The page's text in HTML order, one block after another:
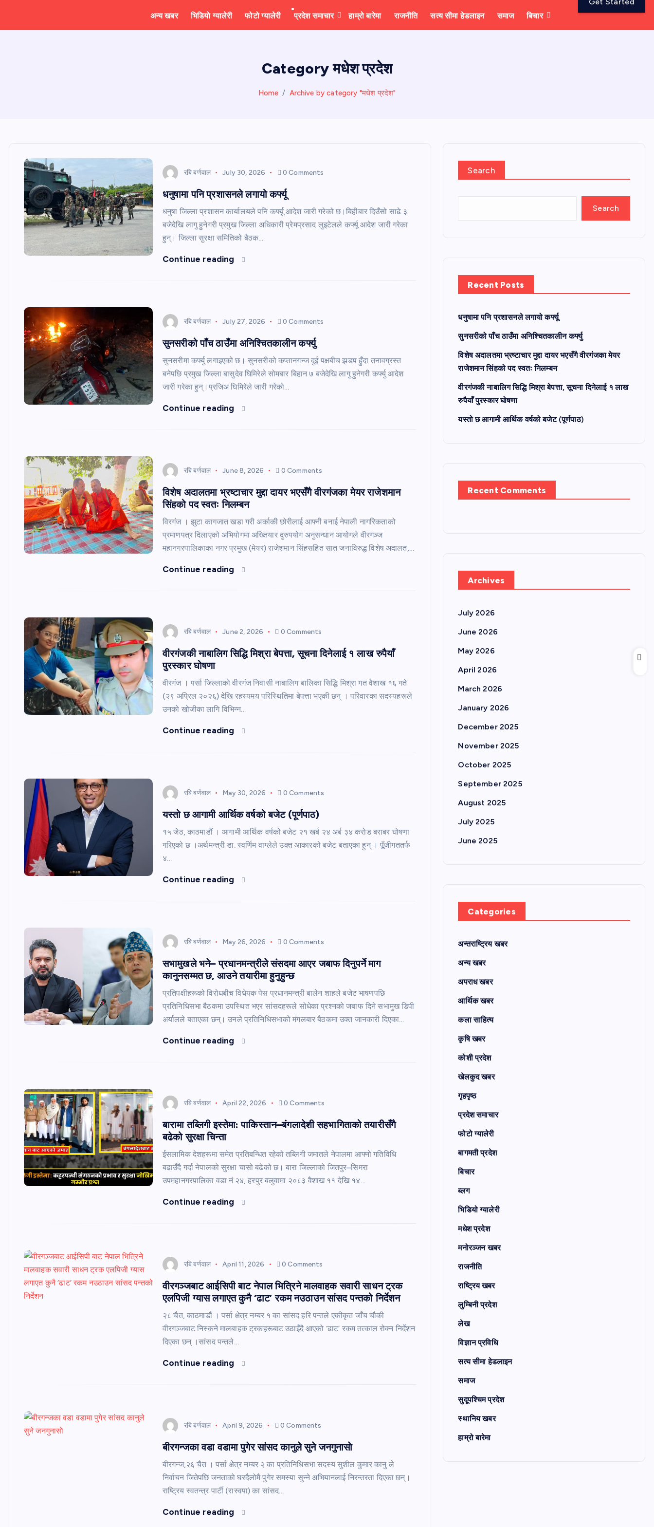
अन्य खबर भिडियो ग्यालेरी फोटो ग्यालेरी प्रदेश समाचार हाम्रो बारेमा राजनीति सत्य सीमा हेडलाइन समाज बिचार
Category मधेश प्रदेश
Home Archive by category "मधेश प्रदेश"
रबि बर्णवाल July 30, 2026 0 Comments
धनुषामा पनि प्रशासनले लगायो कर्फ्यू
धनुषा जिल्ला प्रशासन कार्यालयले पनि कर्फ्यू आदेश जारी गरेको छ।बिहीबार दिउँसो साढे ३
बजेदेखि लागु हुनेगरी प्रमुख जिल्ला अधिकारी प्रेमप्रसाद लुइटेलले कर्फ्यू आदेश जारी गरेका
हुन्। जिल्ला सुरक्षा समितिको बैठक…
Continue reading
रबि बर्णवाल July 27, 2026 0 Comments
सुनसरीको पाँच ठाउँमा अनिश्चितकालीन कर्फ्यु
सुनसरीमा कर्फ्यु लगाइएको छ। सुनसरीको कप्तानगन्ज दुई पक्षबीच झडप हुँदा तनावग्रस्त
बनेपछि प्रमुख जिल्ला बासुदेव घिमिरेले सोमबार बिहान ७ बजेदेखि लागु हुनेगरी कर्फ्यु आदेश
जारी गरेका हुन्।प्रजिअ घिमिरेले जारी गरेको…
Continue reading
रबि बर्णवाल June 8, 2026 0 Comments
विशेष अदालतमा भ्रष्टाचार मुद्दा दायर भएसँगै वीरगंजका मेयर राजेशमान
सिंहको पद स्वतः निलम्बन
विरगंज । झुटा कागजात खडा गरी अर्काकी छोरीलाई आफ्नी बनाई नेपाली नागरिकताको
प्रमाणपत्र दिलाएको अभियोगमा अख्तियार दुरुपयोग अनुसन्धान आयोगले वीरगञ्ज
महानगरपालिकाका नगर प्रमुख (मेयर) राजेशमान सिंहसहित सात जनाविरुद्ध विशेष अदालत,…
Continue reading
रबि बर्णवाल June 2, 2026 0 Comments
वीरगंजकी नाबालिग सिद्धि मिश्रा बेपत्ता, सूचना दिनेलाई १ लाख रुपैयाँ
पुरस्कार घोषणा
वीरगंज । पर्सा जिल्लाको वीरगंज निवासी नाबालिग बालिका सिद्धि मिश्रा गत वैशाख १६ गते
(२९ अप्रिल २०२६) देखि रहस्यमय परिस्थितिमा बेपत्ता भएकी छन् । परिवारका सदस्यहरूले
उनको खोजीका लागि विभिन्न…
Continue reading
रबि बर्णवाल May 30, 2026 0 Comments
यस्तो छ आगामी आर्थिक वर्षको बजेट (पूर्णपाठ)
१५ जेठ, काठमाडौं । आगामी आर्थिक वर्षको बजेट २१ खर्ब २४ अर्ब ३४ करोड बराबर घोषणा
गरिएको छ ।अर्थमन्त्री डा. स्वर्णिम वाग्लेले उक्त आकारको बजेट बताएका हुन् । पूँजीगततर्फ
४…
Continue reading
रबि बर्णवाल May 26, 2026 0 Comments
सभामुखले भने– प्रधानमन्त्रीले संसदमा आएर जबाफ दिनुपर्ने माग
कानुनसम्मत छ, आउने तयारीमा हुनुहुन्छ
प्रतिपक्षीहरूको विरोधबीच विधेयक पेस प्रधानमन्त्री बालेन शाहले बजेट भाषणपछि
प्रतिनिधिसभा बैठकमा उपस्थित भएर सांसदहरूले सोधेका प्रश्नको जबाफ दिने सभामुख डिपी
अर्यालले बताएका छन्। उनले प्रतिनिधिसभाको मंगलबार बैठकमा उक्त जानकारी दिएका…
Continue reading
रबि बर्णवाल April 22, 2026 0 Comments
बारामा तब्लिगी इस्तेमा: पाकिस्तान–बंगलादेशी सहभागिताको तयारीसँगै
बढेको सुरक्षा चिन्ता
ईसलामिक देशहरूमा समेत प्रतिबन्धित रहेको तब्लिगी जमातले नेपालमा आफ्नो गतिविधि
बढाउँदै गर्दा नेपालको सुरक्षा चासो बढेको छ। बारा जिल्लाको जितपुर–सिमरा
उपमहानगरपालिका वडा नं.२४, हरपुर बलुवामा २०८३ वैशाख ११ देखि १४…
Continue reading
रबि बर्णवाल April 11, 2026 0 Comments
वीरगञ्जबाट आईसिपी बाट नेपाल भित्रिने मालवाहक सवारी साधन ट्रक
एलपिजी ग्यास लगाएत कुनै ‘ढाट’ रकम नउठाउन सांसद पन्तको निर्देशन
२८ चैत, काठमाडौं । पर्सा क्षेत्र नम्बर १ का सांसद हरि पन्तले एकीकृत जाँच चौकी
वीरगञ्जबाट निस्कने मालबाहक ट्रकहरूबाट उठाइँदै आएको ‘ढाट’ रकम तत्काल रोक्न निर्देशन
दिएका छन् ।सांसद पन्तले…
Continue reading
रबि बर्णवाल April 9, 2026 0 Comments
बीरगन्जका वडा वडामा पुगेर सांसद कानुले सुने जनगुनासाे
बीरगन्ज,२६ चैत । पर्सा क्षेत्र नम्बर २ का प्रतिनिधिसभा सदस्य सुशील कुमार कानु ले
निर्वाचन जितेपछि जनताको घरदैलोमै पुगेर समस्या सुन्ने अभियानलाई निरन्तरता दिएका छन्।
राष्ट्रिय स्वतन्त्र पार्टी (रास्वपा) का सांसद…
Continue reading
Search
Search
Recent Posts
धनुषामा पनि प्रशासनले लगायो कर्फ्यू
सुनसरीको पाँच ठाउँमा अनिश्चितकालीन कर्फ्यु
विशेष अदालतमा भ्रष्टाचार मुद्दा दायर भएसँगै वीरगंजका मेयर
राजेशमान सिंहको पद स्वतः निलम्बन
वीरगंजकी नाबालिग सिद्धि मिश्रा बेपत्ता, सूचना दिनेलाई १ लाख
रुपैयाँ पुरस्कार घोषणा
यस्तो छ आगामी आर्थिक वर्षको बजेट (पूर्णपाठ)
Recent Comments
Archives
July 2026
June 2026
May 2026
April 2026
March 2026
January 2026
December 2025
November 2025
October 2025
September 2025
August 2025
July 2025
June 2025
Categories
अन्तराष्ट्रिय खबर
अन्य खबर
अपराध खबर
आर्थिक खबर
कला साहित्य
कृषि खबर
कोशी प्रदेश
खेलकुद खबर
गृहपृष्ठ
प्रदेश समाचार
फोटो ग्यालेरी
बागमती प्रदेश
बिचार
ब्लग
भिडियो ग्यालेरी
मधेश प्रदेश
मनोरञ्जन खबर
राजनीति
राष्ट्रिय खबर
लुम्बिनी प्रदेश
लेख
विज्ञान प्रविधि
सत्य सीमा हेडलाइन
समाज
सुदूपश्चिम प्रदेश
स्थानिय खबर
हाम्रो बारेमा